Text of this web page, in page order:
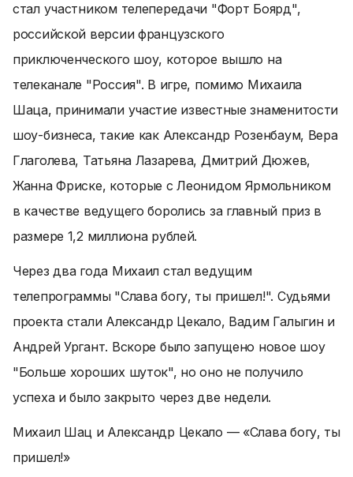
стал участником телепередачи "Форт Боярд",
российской версии французского
приключенческого шоу, которое вышло на
телеканале "Россия". В игре, помимо Михаила
Шаца, принимали участие известные знаменитости
шоу-бизнеса, такие как Александр Розенбаум, Вера
Глаголева, Татьяна Лазарева, Дмитрий Дюжев,
Жанна Фриске, которые с Леонидом Ярмольником
в качестве ведущего боролись за главный приз в
размере 1,2 миллиона рублей.
Через два года Михаил стал ведущим
телепрограммы "Слава богу, ты пришел!". Судьями
проекта стали Александр Цекало, Вадим Галыгин и
Андрей Ургант. Вскоре было запущено новое шоу
"Больше хороших шуток", но оно не получило
успеха и было закрыто через две недели.
Михаил Шац и Александр Цекало — «Слава богу, ты
пришел!»